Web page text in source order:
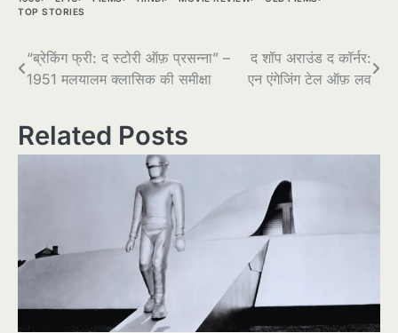
TOP STORIES
Post
“ब्रेकिंग फ्री: द स्टोरी ऑफ़ प्रसन्ना” –
1951 मलयालम क्लासिक की समीक्षा
द शॉप अराउंड द कॉर्नर:
एन एंगेजिंग टेल ऑफ़ लव
Related Posts